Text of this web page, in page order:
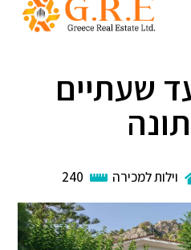
29 עד שעתיים
וילות למכירה 240